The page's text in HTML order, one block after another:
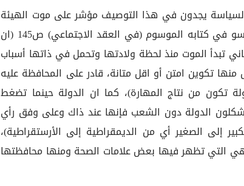
يجدون في هذا التوصيف مؤشر على موت الهيئة
السياسية إذ يقول جان جاك روسو في كتابه الموسوم (في العقد الاجتماعي) ص145 (ان
تبدأ الموت منذ لحظة ولادتها وتحمل في ذاتها أسباب
تكوين امتن أو اقل متانة، قادر على المحافظة عليه
تكون من نتاج المهارة)، كما ان الدولة حينما تضغط
الدولة دون الشعب فإنها عند ذاك وعلى وفق رأي
إلى الصغير أي من الديمقراطية إلى الأرستقراطية)،
التي تظهر فيها بعض علامات الصحة ومنها محافظتها